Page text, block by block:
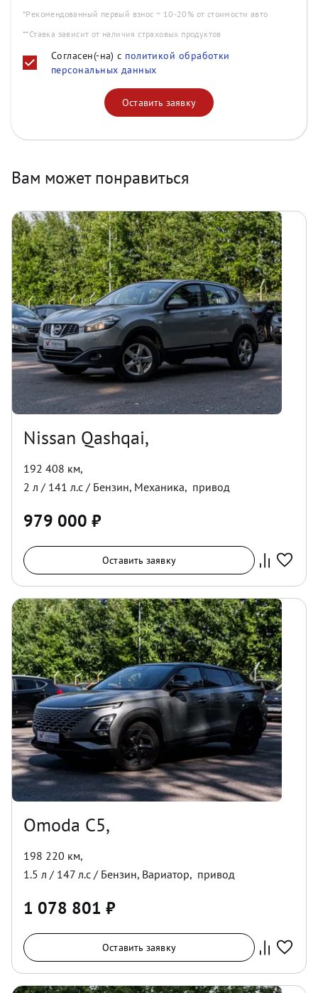
*Рекомендованный первый взнос ~ 10-20% от стоимости авто
**Ставка зависит от наличия страховых продуктов
Согласен(-на) с политикой обработки
персональных данных
Оставить заявку
Вам может понравиться
Nissan Qashqai,
192 408 км,
2 л / 141 л.с / Бензин, Механика, привод
979 000 ₽
Оставить заявку
Omoda C5,
198 220 км,
1.5 л / 147 л.с / Бензин, Вариатор, привод
1 078 801 ₽
Оставить заявку